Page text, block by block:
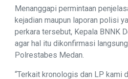
Menanggapi permintaan
kejadian maupun laporan polisi
perkara tersebut, Kepala BNNK
agar hal itu dikonfirmasi
Polrestabes Medan.
“Terkait kronologis dan LP kami